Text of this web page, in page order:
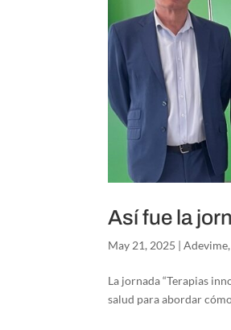
Así fue la
May 21, 2025 |Adevime,
La jornada “Terapias
salud para abordar